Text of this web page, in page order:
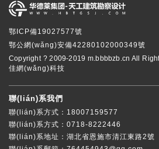
鄂ICP備19027577號
鄂公網(wǎng)安備42280102000349號
Copyright ? 2009-2019 m.bbbbzb.cn All
佳網(wǎng)科技
聯(lián)系我們
聯(lián)系方式：18007159577
聯(lián)系方式：0718-8222446
聯(lián)系地址：湖北省恩施市清江東路2號